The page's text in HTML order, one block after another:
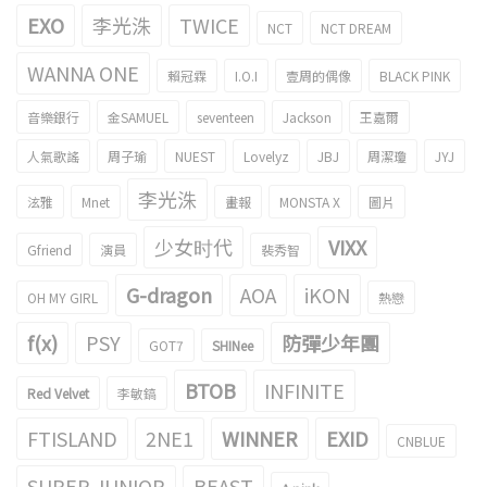
EXO 李光洙 TWICE NCT NCT DREAM
WANNA ONE 賴冠霖 I.O.I 壹周的偶像 BLACK PINK
音樂銀行 金SAMUEL seventeen Jackson 王嘉爾
人氣歌謠 周子瑜 NUEST Lovelyz JBJ 周潔瓊 JYJ
泫雅 Mnet 李光洙 畫報 MONSTA X 圖片
Gfriend 演員 少女时代 裴秀智 VIXX
OH MY GIRL G-dragon AOA iKON 熱戀
f(x) PSY GOT7 SHINee 防彈少年團
Red Velvet 李敏鎬 BTOB
INFINITE
FTISLAND
2NE1 WINNER EXID CNBLUE